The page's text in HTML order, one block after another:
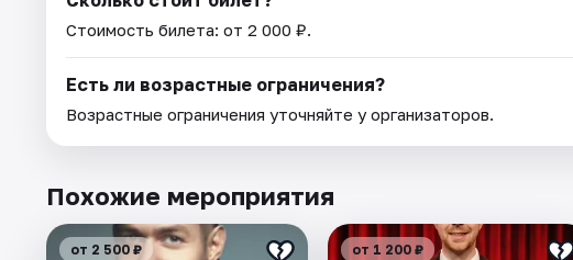
Стоимость билета: от 2 000 ₽.
Есть ли возрастные ограничения?
Возрастные ограничения уточняйте у организаторов.
Похожие мероприятия
от 2 500 ₽ от 1 200 ₽